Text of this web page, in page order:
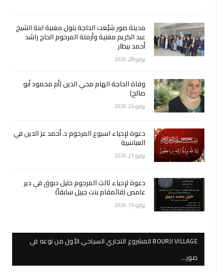
مدينة صور شيّعت الحاجة بتول مغنية ابنة الشيخ
عبد الكريم مغنية وأرملة المرحوم الحاج راشد
أحمد بيطار
يوليو 28, 2026
وفاة الحاجة الهام محي الدين (أم محمود أبو
صالح)
يوليو 24, 2026
دعوة لإحياء اسبوع المرحوم د. أحمد عز الدين في
العباسية
يوليو 23, 2026
دعوة لإحياء ثالث المرحوم خليل دبوق في دير
عامص (قائمقام بنت جبيل سابقاً)
يوليو 19, 2026
BOURJI VILLAGE المشروع التجاري السياحي الأول من نوعه في
صور…